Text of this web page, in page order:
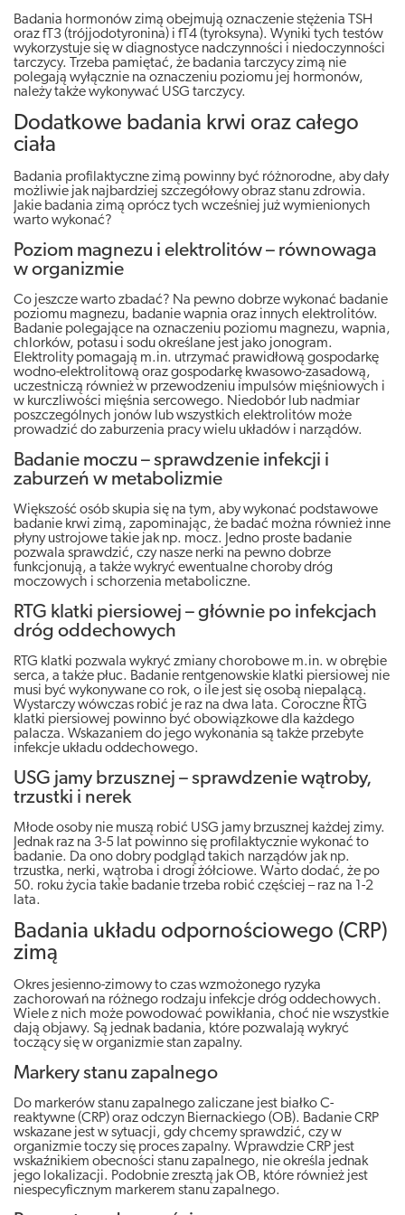
Badania hormonów zimą obejmują oznaczenie stężenia TSH
oraz fT3 (trójjodotyronina) i fT4 (tyroksyna). Wyniki tych testów
wykorzystuje się w diagnostyce nadczynności i niedoczynności
tarczycy. Trzeba pamiętać, że badania tarczycy zimą nie
polegają wyłącznie na oznaczeniu poziomu jej hormonów,
należy także wykonywać USG tarczycy.
Dodatkowe badania krwi oraz całego
ciała
Badania profilaktyczne zimą powinny być różnorodne, aby dały
możliwie jak najbardziej szczegółowy obraz stanu zdrowia.
Jakie badania zimą oprócz tych wcześniej już wymienionych
warto wykonać?
Poziom magnezu i elektrolitów – równowaga
w organizmie
Co jeszcze warto zbadać? Na pewno dobrze wykonać badanie
poziomu magnezu, badanie wapnia oraz innych elektrolitów.
Badanie polegające na oznaczeniu poziomu magnezu, wapnia,
chlorków, potasu i sodu określane jest jako jonogram.
Elektrolity pomagają m.in. utrzymać prawidłową gospodarkę
wodno-elektrolitową oraz gospodarkę kwasowo-zasadową,
uczestniczą również w przewodzeniu impulsów mięśniowych i
w kurczliwości mięśnia sercowego. Niedobór lub nadmiar
poszczególnych jonów lub wszystkich elektrolitów może
prowadzić do zaburzenia pracy wielu układów i narządów.
Badanie moczu – sprawdzenie infekcji i
zaburzeń w metabolizmie
Większość osób skupia się na tym, aby wykonać podstawowe
badanie krwi zimą, zapominając, że badać można również inne
płyny ustrojowe takie jak np. mocz. Jedno proste badanie
pozwala sprawdzić, czy nasze nerki na pewno dobrze
funkcjonują, a także wykryć ewentualne choroby dróg
moczowych i schorzenia metaboliczne.
RTG klatki piersiowej – głównie po infekcjach
dróg oddechowych
RTG klatki pozwala wykryć zmiany chorobowe m.in. w obrębie
serca, a także płuc. Badanie rentgenowskie klatki piersiowej nie
musi być wykonywane co rok, o ile jest się osobą niepalącą.
Wystarczy wówczas robić je raz na dwa lata. Coroczne RTG
klatki piersiowej powinno być obowiązkowe dla każdego
palacza. Wskazaniem do jego wykonania są także przebyte
infekcje układu oddechowego.
USG jamy brzusznej – sprawdzenie wątroby,
trzustki i nerek
Młode osoby nie muszą robić USG jamy brzusznej każdej zimy.
Jednak raz na 3-5 lat powinno się profilaktycznie wykonać to
badanie. Da ono dobry podgląd takich narządów jak np.
trzustka, nerki, wątroba i drogi żółciowe. Warto dodać, że po
50. roku życia takie badanie trzeba robić częściej – raz na 1-2
lata.
Badania układu odpornościowego (CRP)
zimą
Okres jesienno-zimowy to czas wzmożonego ryzyka
zachorowań na różnego rodzaju infekcje dróg oddechowych.
Wiele z nich może powodować powikłania, choć nie wszystkie
dają objawy. Są jednak badania, które pozwalają wykryć
toczący się w organizmie stan zapalny.
Markery stanu zapalnego
Do markerów stanu zapalnego zaliczane jest białko C-
reaktywne (CRP) oraz odczyn Biernackiego (OB). Badanie CRP
wskazane jest w sytuacji, gdy chcemy sprawdzić, czy w
organizmie toczy się proces zapalny. Wprawdzie CRP jest
wskaźnikiem obecności stanu zapalnego, nie określa jednak
jego lokalizacji. Podobnie zresztą jak OB, które również jest
niespecyficznym markerem stanu zapalnego.